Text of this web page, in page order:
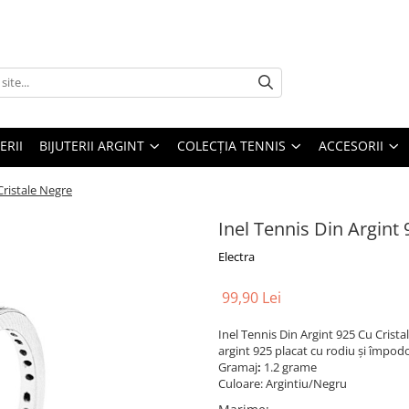
BIJUTERII ARGINT COLECȚIA TENNIS ACCESORII
Negre
Inel Tennis Din Argint
Electra
99,90 Lei
Inel Tennis Din Argint 925 Cu
argint 925 placat cu rodiu și
Gramaj: 1.2 grame
Culoare: Argintiu/Negru